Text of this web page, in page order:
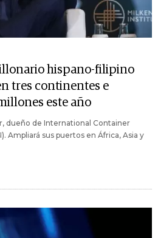
hispano-filipino
tres continentes e
este año
dueño de International Container
Ampliará sus puertos en África, Asia y